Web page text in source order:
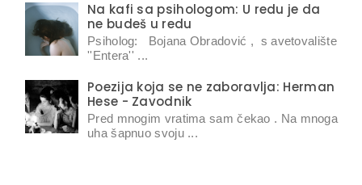
Na kafi sa psihologom: U redu je da
ne budeš u redu
Psiholog: Bojana Obradović , s avetovalište
''Entera'' ...
Poezija koja se ne zaboravlja: Herman
Hese - Zavodnik
Pred mnogim vratima sam čekao . Na mnoga
uha šapnuo svoju ...